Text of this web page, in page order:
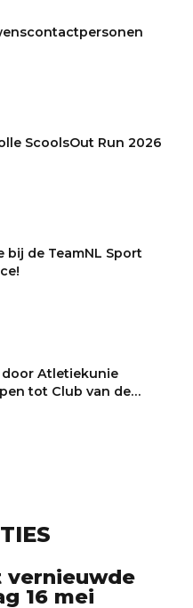
ScoolsOut Run 2026
bij de TeamNL Sport
door Atletiekunie
tot Club van de
16 mei